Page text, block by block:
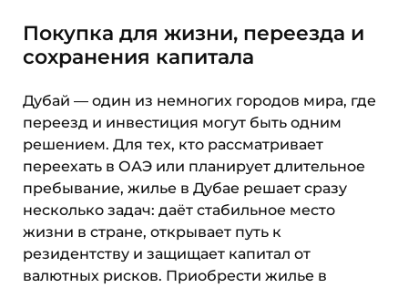
Покупка для жизни, переезда и
сохранения капитала
Дубай — один из немногих городов мира, где
переезд и инвестиция могут быть одним
решением. Для тех, кто рассматривает
переехать в ОАЭ или планирует длительное
пребывание, жилье в Дубае решает сразу
несколько задач: даёт стабильное место
жизни в стране, открывает путь к
резидентству и защищает капитал от
валютных рисков. Приобрести жилье в